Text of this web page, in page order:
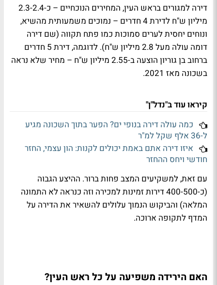
דירה למגורים בראש העין, המחירים הנוכחיים – כ-2.3-2.4
מיליון ש"ח לדירת 4 חדרים – נמוכים משמעותית מהשיא,
ונוחים יחסית לערים סמוכות כמו פתח תקווה (שם דירה
דומה עולה מעל 2.8 מיליון ש"ח). לדוגמה, דירת 5 חדרים
ברחוב בן גוריון הוצעה ב-2.55 מיליון ש"ח – מחיר שלא נראה
בשכונה מאז 2021.
קיראו עוד ב"נדל"ן"
כמה עולה דירה בנופי ים? הפער בתוך השכונה מגיע
ל-36 אלף שקל למ"ר
איזו דירה אתם באמת יכולים לקנות: הון עצמי, החזר
חודשי ויחס ההחזר
עם זאת, למשקיעים המצב פחות ברור. ההיצע הגבוה
(כ-400-500 דירות זמינות למכירה וזה כנראה לא התמונה
המלאה) והביקוש הנמוך עלולים להשאיר את הדירה על
המדף לתקופה ארוכה.
האם הירידה משפיעה על כל ראש העין?